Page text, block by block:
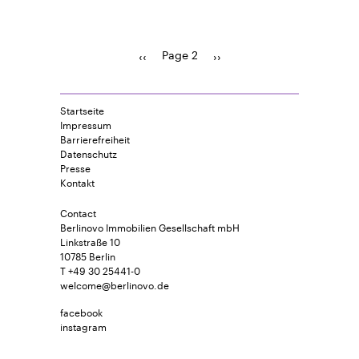
Pagination
Previous
‹‹ Page 2 Next
››
Startseite
Impressum
Barrierefreiheit
Datenschutz
Presse
Kontakt
Contact
Berlinovo Immobilien Gesellschaft mbH
Linkstraße 10
10785 Berlin
T +49 30 25441-0
welcome@berlinovo.de
facebook
instagram